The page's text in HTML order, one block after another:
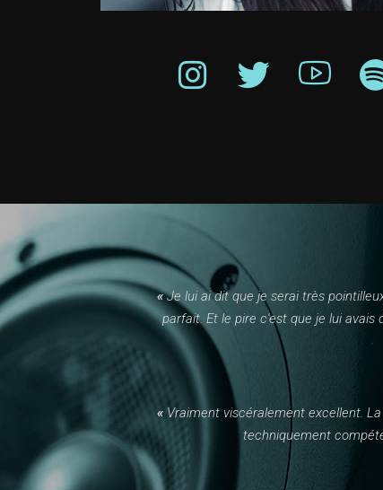
«Je lui ai dit que je serai très
parfait. Et le pire c'est que je lui
«Vraiment viscéralement excellent.
techniquement